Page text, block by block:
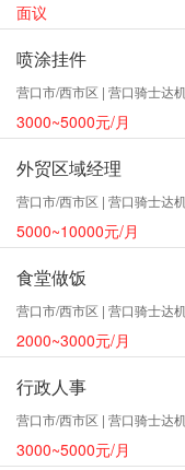
面议
喷涂挂件
营口市/西市区 | 营口骑士达
3000~5000元/月
外贸区域经理
营口市/西市区 | 营口骑士达
5000~10000元/月
食堂做饭
营口市/西市区 | 营口骑士达
2000~3000元/月
行政人事
营口市/西市区 | 营口骑士达
3000~5000元/月